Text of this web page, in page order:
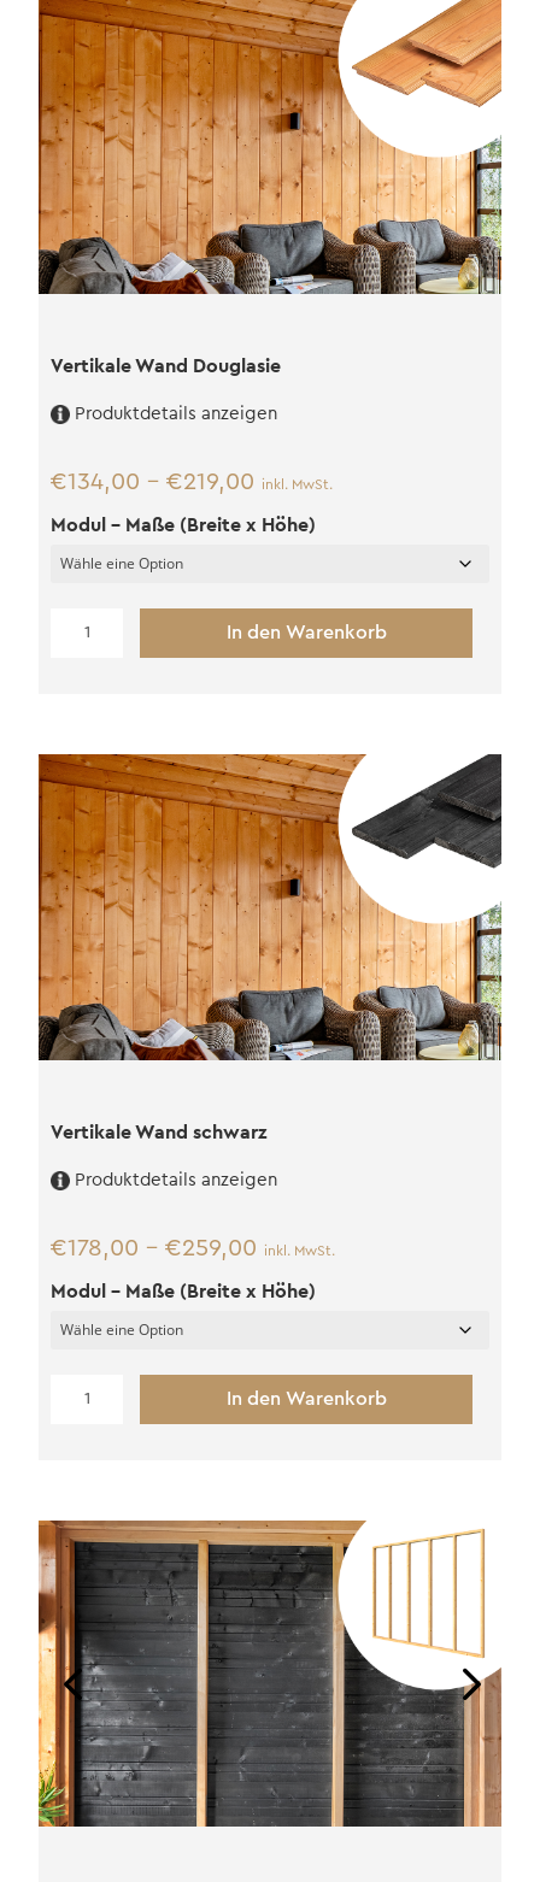
Vertikale Wand Douglasie
Produktdetails anzeigen
€134,00 – €219,00 inkl. MwSt.
Modul - Maße (Breite x Höhe)
Vertikale
In den Warenkorb
Vertikale Wand schwarz
Produktdetails anzeigen
€178,00 – €259,00 inkl. MwSt.
Modul - Maße (Breite x Höhe)
Vertikale
In den Warenkorb